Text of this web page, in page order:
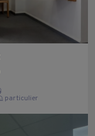
particulier